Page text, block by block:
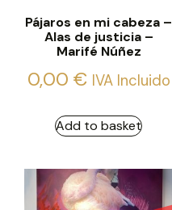
Pájaros en mi cabeza –
Alas de justicia –
Marifé Núñez
0,00 € IVA Incluido
Add to basket